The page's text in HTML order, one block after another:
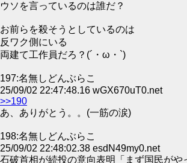
ウソを言っているのは誰だ？
お前らを殺そうとしているのは
反ワク側にいる
両建て工作員だろ？(´・ω・`)
197:名無しどんぶらこ
25/09/02 22:47:48.16 wGX670uT0.net
>>190
あ、ありがとう。。(一筋の涙)
198:名無しどんぶらこ
25/09/02 22:48:02.38 esdN49my0.net
石破首相が続投の意向表明「まず国民がや